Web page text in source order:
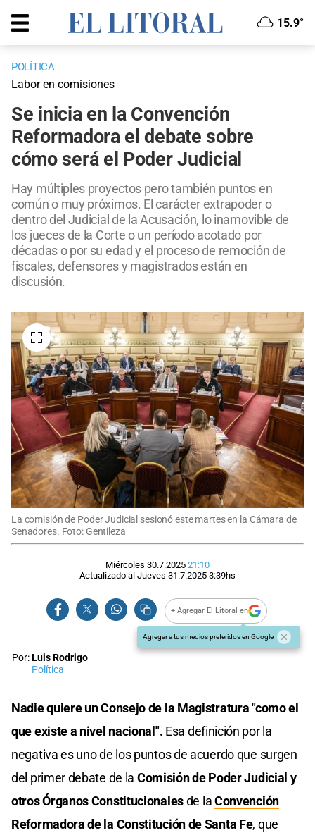
15.9°
POLÍTICA
Labor en comisiones
Se inicia en la Convención
Reformadora el debate sobre
cómo será el Poder Judicial
Hay múltiples proyectos pero también puntos en
común o muy próximos. El carácter extrapoder o
dentro del Judicial de la Acusación, lo inamovible de
los jueces de la Corte o un período acotado por
décadas o por su edad y el proceso de remoción de
fiscales, defensores y magistrados están en
discusión.
La comisión de Poder Judicial sesionó este martes en la Cámara de
Senadores. Foto: Gentileza
Miércoles 30.7.2025 21:10
Actualizado al Jueves 31.7.2025 3:39hs
+ Agregar El Litoral en
Agregar a tus medios preferidos en Google
Por:Luis Rodrigo
Política
Nadie quiere un Consejo de la Magistratura "como el
que existe a nivel nacional". Esa definición por la
negativa es uno de los puntos de acuerdo que surgen
del primer debate de la Comisión de Poder Judicial y
otros Órganos Constitucionalesde laConvención
Reformadora de la Constitución de Santa Fe, que